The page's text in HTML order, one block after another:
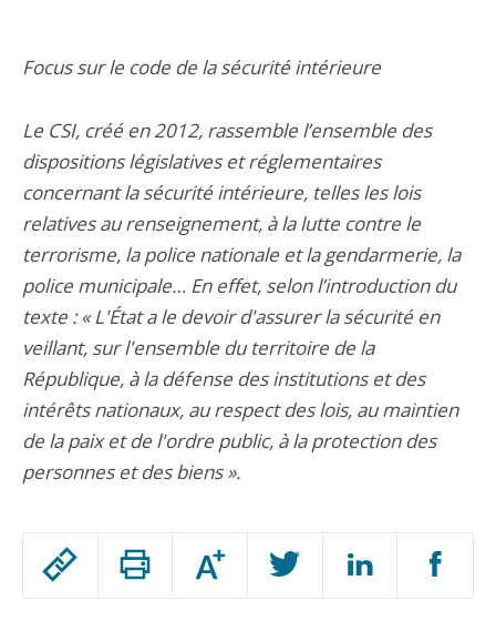
Passer
Augmenter
ou
Focus sur le code de la sécurité intérieure
Le CSI, créé en 2012, rassemble l’ensemble des
dispositions législatives et réglementaires
concernant la sécurité intérieure, telles les lois
relatives au renseignement, à la lutte contre le
terrorisme, la police nationale et la gendarmerie, la
police municipale… En effet, selon l’introduction du
texte : « L'État a le devoir d'assurer la sécurité en
veillant, sur l'ensemble du territoire de la
République, à la défense des institutions et des
intérêts nationaux, au respect des lois, au maintien
de la paix et de l'ordre public, à la protection des
personnes et des biens ».